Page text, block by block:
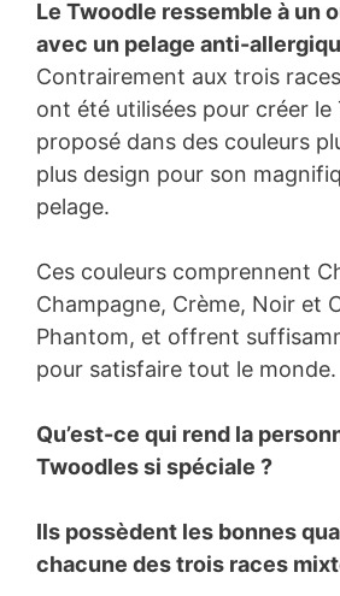
Le Twoodle ressemble à un
avec un pelage anti-
Contrairement aux trois
ont été utilisées pour créer le
proposé dans des couleurs
plus design pour son
pelage.
Ces couleurs comprennent
Champagne, Crème, Noir et
Phantom, et offrent
pour satisfaire tout le monde.
Qu’est-ce qui rend la
Twoodles si spéciale ?
Ils possèdent les bonnes
chacune des trois races